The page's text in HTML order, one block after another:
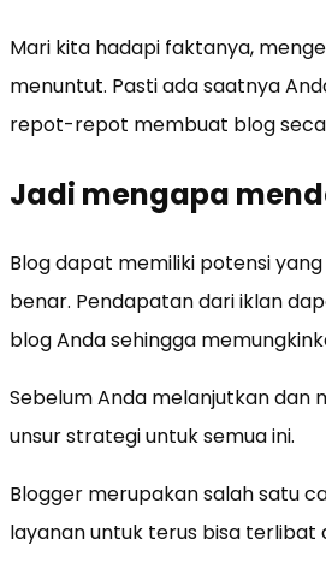
Mari kita hadapi faktanya,
menuntut. Pasti ada saatnya
repot-repot membuat blog
Jadi mengapa
Blog dapat memiliki potensi
benar. Pendapatan dari iklan
blog Anda sehingga
Sebelum Anda melanjutkan dan
unsur strategi untuk semua ini.
Blogger merupakan salah satu
layanan untuk terus bisa terlibat